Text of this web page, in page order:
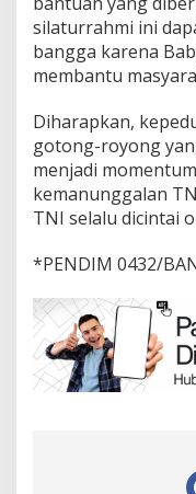
silaturrahmi ini
bangga karena
membantu
Diharapkan,
gotong-royong
menjadi
kemanunggalan
TNI selalu dicintai
*PENDIM 0432/